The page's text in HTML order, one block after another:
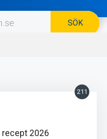
211
recept 2026